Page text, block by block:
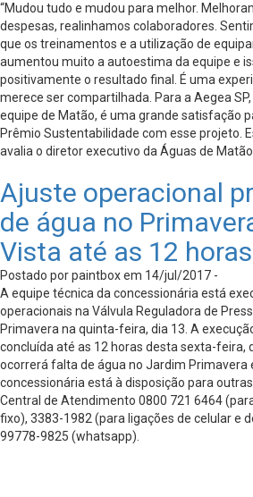
“Mudou tudo e mudou para melhor.
despesas, realinhamos colaboradores.
que os treinamentos e a utilização de
aumentou muito a autoestima da equipe e
positivamente o resultado final. É uma
merece ser compartilhada. Para a Aegea
equipe de Matão, é uma grande satisfação
Prêmio Sustentabilidade com esse projeto.
avalia o diretor executivo da Águas de
Ajuste operacional
de água no
Vista até as 12 horas
Postado por paintbox em 14/jul/2017 -
A equipe técnica da concessionária está
operacionais na Válvula Reguladora de
Primavera na quinta-feira, dia 13. A
concluída até as 12 horas desta sexta-feira,
ocorrerá falta de água no Jardim Primavera
concessionária está à disposição para
Central de Atendimento 0800 721 6464
fixo), 3383-1982 (para ligações de celular e
99778-9825 (whatsapp).